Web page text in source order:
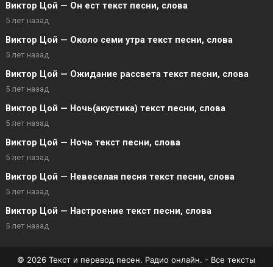
Виктор Цой — Он ест текст песни, слова
5 лет назад
Виктор Цой — Около семи утра текст песни, слова
5 лет назад
Виктор Цой — Ожидание рассвета текст песни, слова
5 лет назад
Виктор Цой — Ночь(акустика) текст песни, слова
5 лет назад
Виктор Цой — Ночь текст песни, слова
5 лет назад
Виктор Цой — Невеселая песня текст песни, слова
5 лет назад
Виктор Цой — Настроение текст песни, слова
5 лет назад
© 2026 Текст и перевод песен. Радио онлайн. - Все тексты